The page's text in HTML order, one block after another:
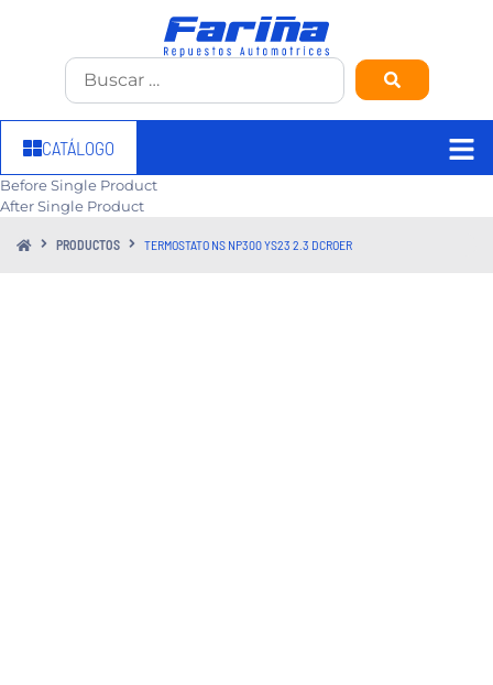
CATÁLOGO
Before Single Product
After Single Product
PRODUCTOS TERMOSTATO NS NP300 YS23 2.3 DCROER